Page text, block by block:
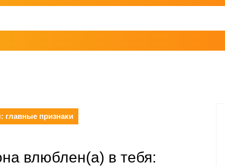
главные признаки
влюблен(а) в тебя: